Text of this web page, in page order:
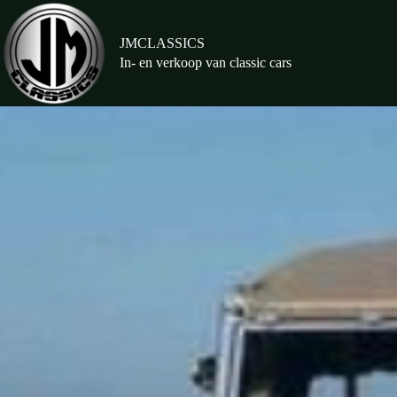
naar
de
inhoud
JMCLASSICS
In- en verkoop van classic cars